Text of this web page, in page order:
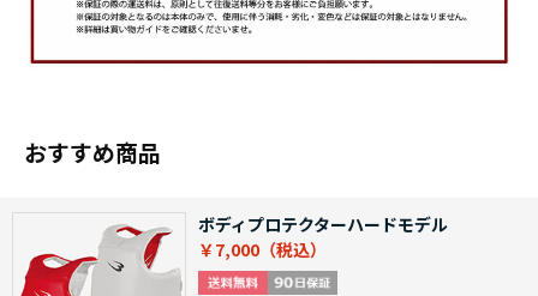
おすすめ商品
ボディプロテクターハードモデル
￥7,000